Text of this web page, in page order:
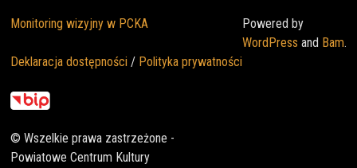
Monitoring wizyjny w PCKA
Deklaracja dostępności/ Polityka prywatności
© Wszelkie prawa zastrzeżone -
Powiatowe Centrum Kultury
Powered by
WordPress and Bam.